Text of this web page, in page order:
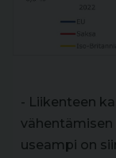
- Liikenteen
vähentämisen
useampi on